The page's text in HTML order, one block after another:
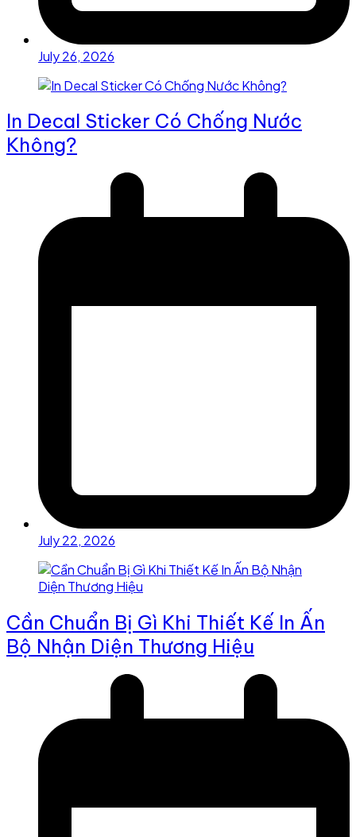
July 26, 2026
In Decal Sticker Có Chống Nước
Không?
July 22, 2026
Cần Chuẩn Bị Gì Khi Thiết Kế In Ấn
Bộ Nhận Diện Thương Hiệu